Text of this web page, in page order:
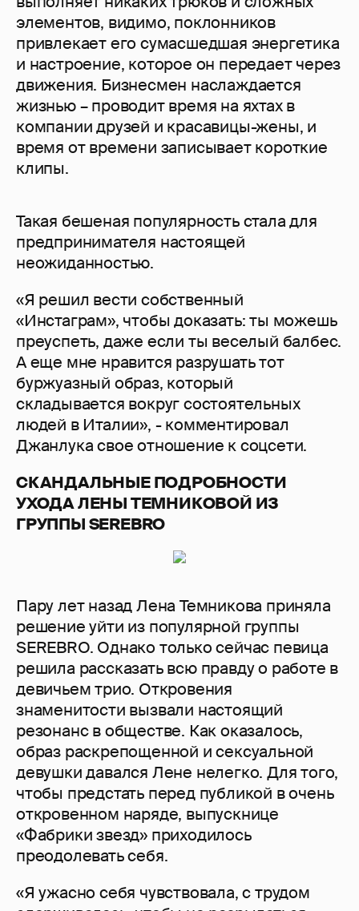
элементов, видимо, поклонников
привлекает его сумасшедшая энергетика
и настроение, которое он передает через
движения. Бизнесмен наслаждается
жизнью – проводит время на яхтах в
компании друзей и красавицы-жены, и
время от времени записывает короткие
клипы.
Такая бешеная популярность стала для
предпринимателя настоящей
неожиданностью.
«Я решил вести собственный
«Инстаграм», чтобы доказать: ты можешь
преуспеть, даже если ты веселый балбес.
А еще мне нравится разрушать тот
буржуазный образ, который
складывается вокруг состоятельных
людей в Италии», - комментировал
Джанлука свое отношение к соцсети.
СКАНДАЛЬНЫЕ ПОДРОБНОСТИ
УХОДА ЛЕНЫ ТЕМНИКОВОЙ ИЗ
ГРУППЫ SEREBRO
Пару лет назад Лена Темникова приняла
решение уйти из популярной группы
SEREBRO. Однако только сейчас певица
решила рассказать всю правду о работе в
девичьем трио. Откровения
знаменитости вызвали настоящий
резонанс в обществе. Как оказалось,
образ раскрепощенной и сексуальной
девушки давался Лене нелегко. Для того,
чтобы предстать перед публикой в очень
откровенном наряде, выпускнице
«Фабрики звезд» приходилось
преодолевать себя.
«Я ужасно себя чувствовала, с трудом